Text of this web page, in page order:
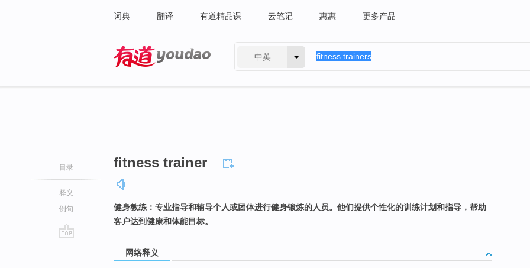
词典 翻译 有道精品课 云笔记 惠惠 更多产品
中英
目录
释义
例句
fitness trainer
健身教练：专业指导和辅导个人或团体进行健身锻炼的人员。他们提供个性化的训练计划和指导，帮助
客户达到健康和体能目标。
网络释义